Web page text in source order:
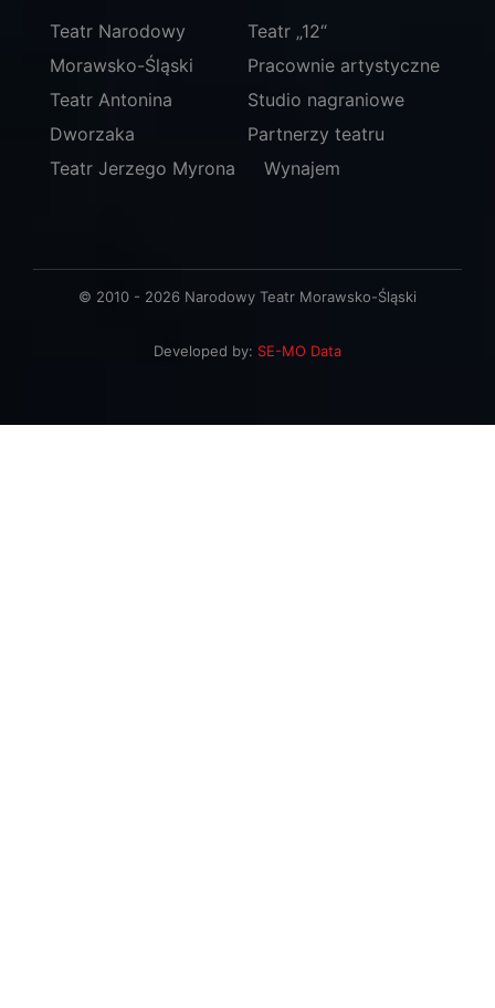
Teatr Narodowy
Morawsko-Śląski
Teatr Antonina
Dworzaka
Teatr Jerzego Myrona
Teatr „12“
Pracownie artystyczne
Studio nagraniowe
Partnerzy teatru
Wynajem
© 2010 - 2026 Narodowy Teatr Morawsko-Śląski
Developed by: SE-MO Data